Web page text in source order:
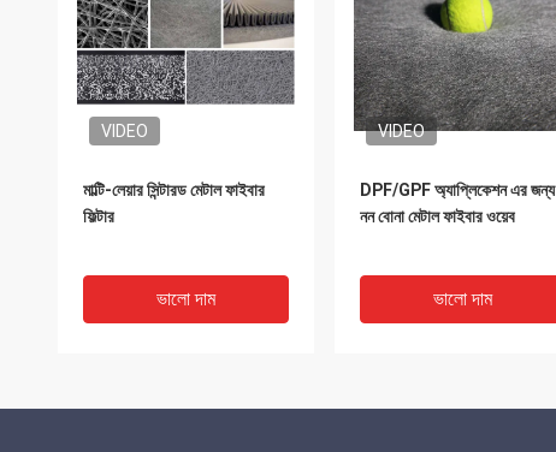
VIDEO
মাল্টি-লেয়ার সিন্টারড মেটাল ফাইবার
ফিল্টার
ভালো দাম
VIDEO
DPF/GPF অ্যাপ্লিকেশন এর জন্য
নন বোনা মেটাল ফাইবার ওয়েব
ভালো দাম